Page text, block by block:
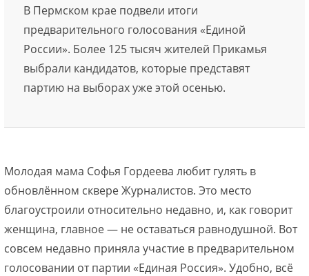
В Пермском крае подвели итоги
предварительного голосования «Единой
России». Более 125 тысяч жителей Прикамья
выбрали кандидатов, которые представят
партию на выборах уже этой осенью.
Молодая мама Софья Гордеева любит гулять в
обновлённом сквере Журналистов. Это место
благоустроили относительно недавно, и, как говорит
женщина, главное — не оставаться равнодушной. Вот
совсем недавно приняла участие в предварительном
голосовании от партии «Единая Россия». Удобно, всё